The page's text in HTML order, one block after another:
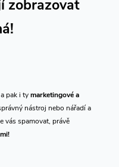
zobrazovat
a pak i tymarketingové a
nástroj nebo nářadí a
vás spamovat, právě